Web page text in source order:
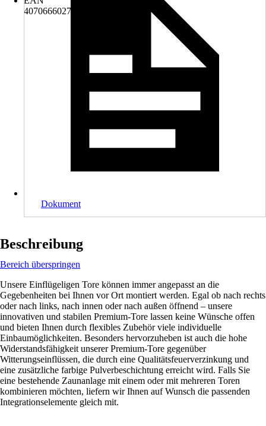
4070666027693
Dokument
Beschreibung
Bereich überspringen
Unsere Einflügeligen Tore können immer angepasst an die
Gegebenheiten bei Ihnen vor Ort montiert werden. Egal ob nach rechts
oder nach links, nach innen oder nach außen öffnend – unsere
innovativen und stabilen Premium-Tore lassen keine Wünsche offen
und bieten Ihnen durch flexibles Zubehör viele individuelle
Einbaumöglichkeiten. Besonders hervorzuheben ist auch die hohe
Widerstandsfähigkeit unserer Premium-Tore gegenüber
Witterungseinflüssen, die durch eine Qualitätsfeuerverzinkung und
eine zusätzliche farbige Pulverbeschichtung erreicht wird. Falls Sie
eine bestehende Zaunanlage mit einem oder mit mehreren Toren
kombinieren möchten, liefern wir Ihnen auf Wunsch die passenden
Integrationselemente gleich mit.